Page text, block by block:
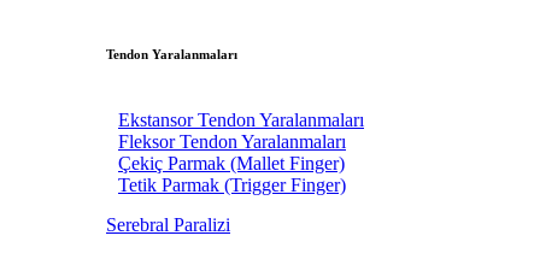
Tendon Yaralanmaları
Ekstansor Tendon Yaralanmaları
Fleksor Tendon Yaralanmaları
Çekiç Parmak (Mallet Finger)
Tetik Parmak (Trigger Finger)
Serebral Paralizi